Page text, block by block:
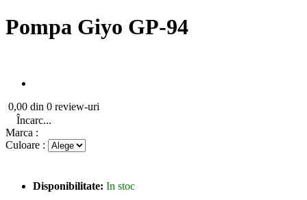
Pompa Giyo GP-94
0,00 din 0 review-uri
Încarc...
Marca :
Culoare :
Disponibilitate: In stoc